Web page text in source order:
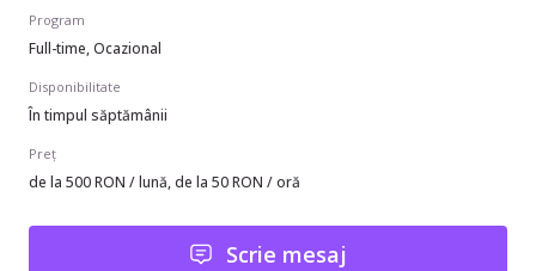
Program
Full-time, Ocazional
Disponibilitate
În timpul săptămânii
Preț
de la 500 RON / lună, de la 50 RON / oră
Scrie mesaj